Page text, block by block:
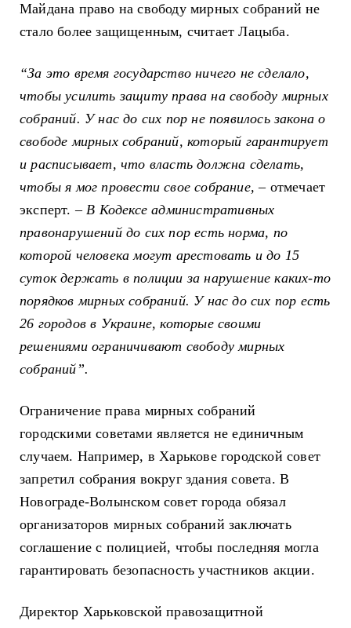
Майдана право на свободу мирных собраний не
стало более защищенным, считает Лацыба.
“За это время государство ничего не сделало,
чтобы усилить защиту права на свободу мирных
собраний. У нас до сих пор не появилось закона о
свободе мирных собраний, который гарантирует
и расписывает, что власть должна сделать,
чтобы я мог провести свое собрание, – отмечает
эксперт. – В Кодексе административных
правонарушений до сих пор есть норма, по
которой человека могут арестовать и до 15
суток держать в полиции за нарушение каких-то
порядков мирных собраний. У нас до сих пор есть
26 городов в Украине, которые своими
решениями ограничивают свободу мирных
собраний”.
Ограничение права мирных собраний
городскими советами является не единичным
случаем. Например, в Харькове городской совет
запретил собрания вокруг здания совета. В
Новограде-Волынском совет города обязал
организаторов мирных собраний заключать
соглашение с полицией, чтобы последняя могла
гарантировать безопасность участников акции.
Директор Харьковской правозащитной